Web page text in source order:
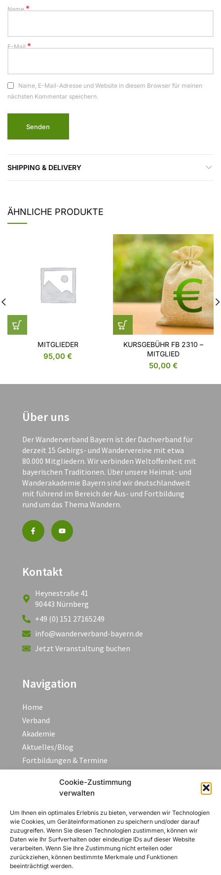
Cookie-Zustimmung
verwalten
Um Ihnen ein optimales Erlebnis zu bieten, verwenden wir Technologien
wie Cookies, um Geräteinformationen zu speichern und/oder darauf
zuzugreifen. Wenn Sie diesen Technologien zustimmen, können wir
Daten wie Ihr Surfverhalten oder eindeutige IDs auf dieser Website
verarbeiten. Wenn Sie Ihre Zustimmung nicht erteilen oder
zurückziehen, können bestimmte Merkmale und Funktionen
beeinträchtigt werden.
Name*
E-Mail*
Name, E-Mail-Adresse und Website in diesem Browser für meinen
nächsten Kommentar speichern.
SHIPPING & DELIVERY
ÄHNLICHE PRODUKTE
MITGLIEDER
95,00 €
KURSGEBÜHR FB 2310 –
MITGLIED
50,00 €
Über uns
Der Wanderverband Bayern ist der Dachverband für
derzeit 15 Gebirgs- und Wandervereine mit etwa
80.000 Mitgliedern. Wir verbinden Weltoffenheit mit
bayerischen Traditionen. Über unsere Heimat- und
Wanderakademie Bayern sind wir deutschlandweit
mit führend im Bereich der Aus- und Fortbildung
rund um das Thema Wandern.
Kontakt
Heynestraße 41
90443 Nürnberg
+49 (0) 151 27165249
info@wanderverband-bayern.de
Jetzt Veranstaltung buchen
Navigation
Home
Verband
Akademie
Aktuelles/Blog
Fortbildungen & Termine
Rechtliches
Impressum
Datenschutzerklärung
AGB